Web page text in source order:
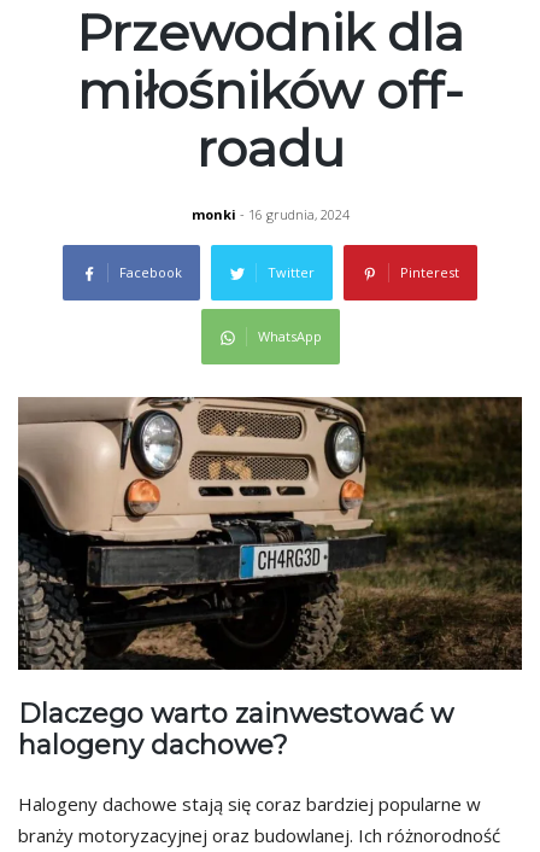
Przewodnik dla
miłośników off-
roadu
monki - 16 grudnia, 2024
Facebook Twitter Pinterest
WhatsApp
Dlaczego warto zainwestować w
halogeny dachowe?
Halogeny dachowe stają się coraz bardziej popularne w
branży motoryzacyjnej oraz budowlanej. Ich różnorodność